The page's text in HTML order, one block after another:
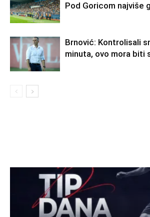
Pod Goricom najviše
Brnović: Kontrolisali
minuta, ovo mora biti